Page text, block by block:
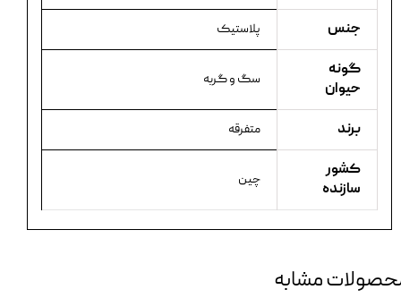
جنس پلاستیک
گونه
حیوان
سگ و گربه
برند متفرقه
کشور
سازنده
چین
مشابه